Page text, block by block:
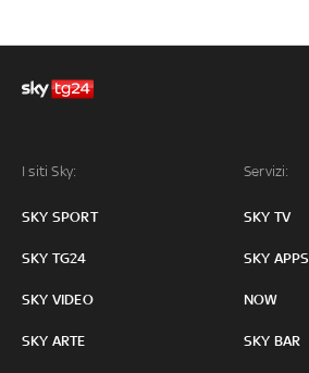
I siti Sky:
SKY SPORT
SKY TG24
SKY VIDEO
SKY ARTE
Servizi:
SKY TV
SKY APPS
NOW
SKY BAR